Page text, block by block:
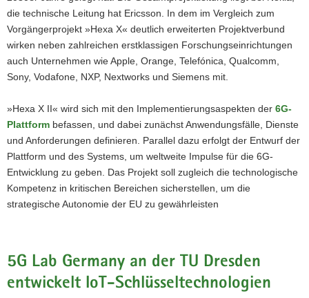
die technische Leitung hat Ericsson. In dem im Vergleich zum
Vorgängerprojekt »Hexa X« deutlich erweiterten Projektverbund
wirken neben zahlreichen erstklassigen Forschungseinrichtungen
auch Unternehmen wie Apple, Orange, Telefónica, Qualcomm,
Sony, Vodafone, NXP, Nextworks und Siemens mit.
»Hexa X II« wird sich mit den Implementierungsaspekten der 6G-
Plattform befassen, und dabei zunächst Anwendungsfälle, Dienste
und Anforderungen definieren. Parallel dazu erfolgt der Entwurf der
Plattform und des Systems, um weltweite Impulse für die 6G-
Entwicklung zu geben. Das Projekt soll zugleich die technologische
Kompetenz in kritischen Bereichen sicherstellen, um die
strategische Autonomie der EU zu gewährleisten
5G Lab Germany an der TU Dresden
entwickelt IoT-Schlüsseltechnologien